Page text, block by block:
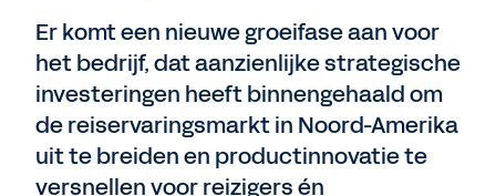
Er komt een nieuwe groeifase aan voor
het bedrijf, dat aanzienlijke strategische
investeringen heeft binnengehaald om
de reiservaringsmarkt in Noord-Amerika
uit te breiden en productinnovatie te
versnellen voor reizigers én